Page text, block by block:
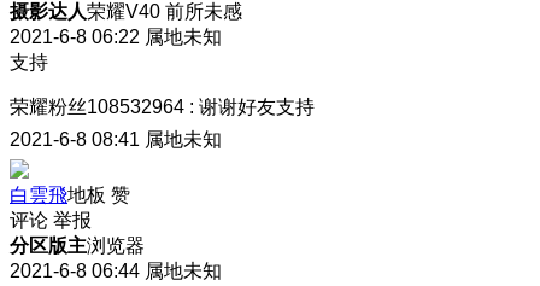
摄影达人荣耀V40 前所未感
2021-6-8 06:22 属地未知
支持
荣耀粉丝108532964 : 谢谢好友支持
2021-6-8 08:41 属地未知
白雲飛地板 赞
评论 举报
分区版主浏览器
2021-6-8 06:44 属地未知